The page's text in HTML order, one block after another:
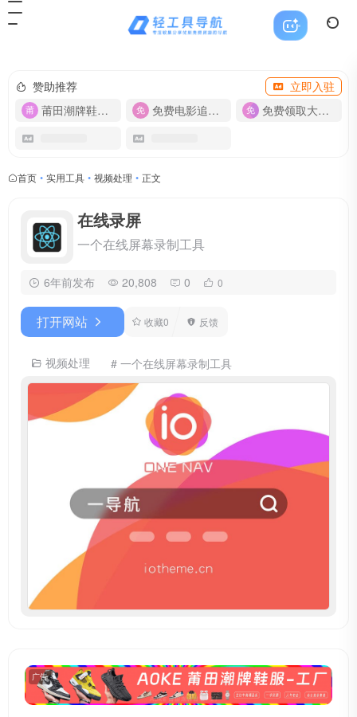
赞助推荐
立即入驻
莆田潮牌鞋服-货源
免费电影追剧APP 免费领取大流量卡【500G】
首页 • 实用工具 • 视频处理 • 正文
在线录屏
一个在线屏幕录制工具
6年前发布 20,808 0 0
打开网站 收藏0 反馈
视频处理 # 一个在线屏幕录制工具
广告